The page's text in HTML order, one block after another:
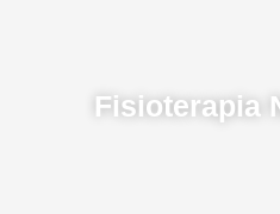
Fisioterapia